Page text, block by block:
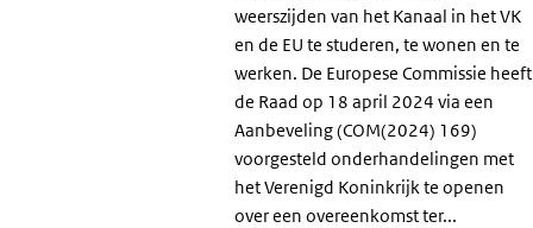
weerszijden van het Kanaal in het VK
en de EU te studeren, te wonen en te
werken. De Europese Commissie heeft
de Raad op 18 april 2024 via een
Aanbeveling (COM(2024) 169)
voorgesteld onderhandelingen met
het Verenigd Koninkrijk te openen
over een overeenkomst ter...